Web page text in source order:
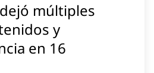
múltiples
y
en 16